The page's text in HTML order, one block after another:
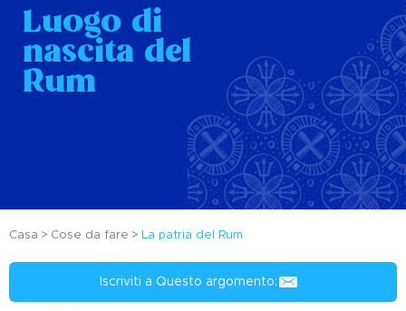
Luogo di
nascita del
Rum
Casa Cose da fare La patria del Rum
Iscriviti a Questo argomento: